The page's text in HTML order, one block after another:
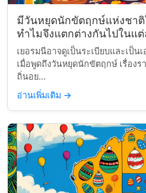
มีวันหยุดนักขัตฤกษ์แห่งชาติ
ทำไมจึงแตกต่างกันไปในแต่
เยอรมนีอาจดูเป็นระเบียบและเป็
เมื่อพูดถึงวันหยุดนักขัตฤกษ์ เรื่องร
ถิ่นอย...
อ่านเพิ่มเติม →